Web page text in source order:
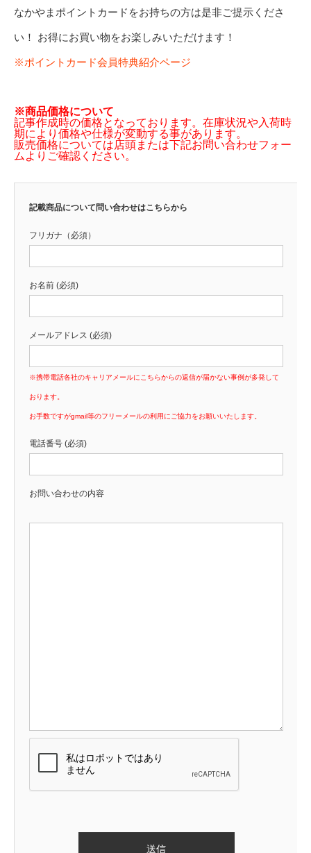
なかやまポイントカードをお持ちの方は是非ご提示くださ
い！ お得にお買い物をお楽しみいただけます！
※ポイントカード会員特典紹介ページ
※商品価格について
記事作成時の価格となっております。在庫状況や入荷時
期により価格や仕様が変動する事があります。
販売価格については店頭または下記お問い合わせフォー
ムよりご確認ください。
記載商品について問い合わせはこちらから
フリガナ（必須）
お名前 (必須)
メールアドレス (必須)
※携帯電話各社のキャリアメールにこちらからの返信が届かない事例が多発して
おります。
お手数ですがgmail等のフリーメールの利用にご協力をお願いいたします。
電話番号 (必須)
お問い合わせの内容